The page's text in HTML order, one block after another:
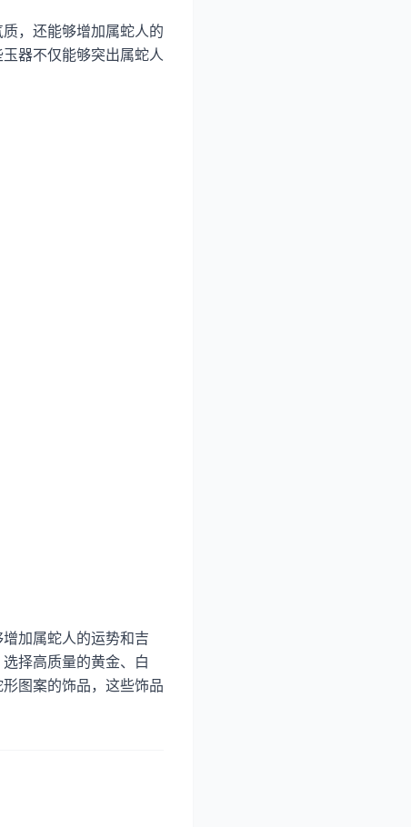
，还能够增加属蛇人的
器不仅能够突出属蛇人
加属蛇人的运势和吉
择高质量的黄金、白
图案的饰品，这些饰品